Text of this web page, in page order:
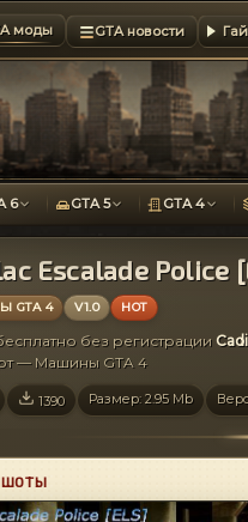
моды GTA новости
6 GTA 5 GTA 4
Escalade Police
GTA 4 V1.0 HOT
без регистрации
— Машины GTA 4
1390 Размер: 2.95 Mb